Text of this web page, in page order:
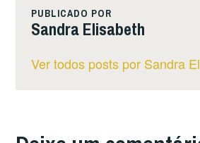
PUBLICADO POR
Sandra Elisabeth
Ver todos posts por Sandra